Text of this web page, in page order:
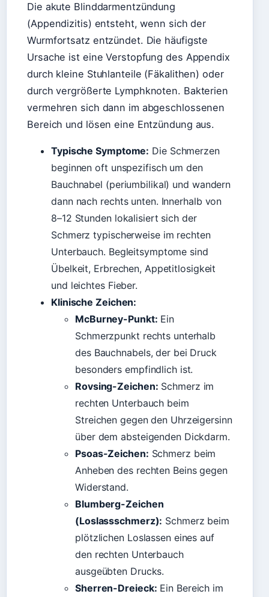
Die akute Blinddarmentzündung
(Appendizitis) entsteht, wenn sich der
Wurmfortsatz entzündet. Die häufigste
Ursache ist eine Verstopfung des Appendix
durch kleine Stuhlanteile (Fäkalithen) oder
durch vergrößerte Lymphknoten. Bakterien
vermehren sich dann im abgeschlossenen
Bereich und lösen eine Entzündung aus.
Typische Symptome: Die Schmerzen
beginnen oft unspezifisch um den
Bauchnabel (periumbilikal) und wandern
dann nach rechts unten. Innerhalb von
8–12 Stunden lokalisiert sich der
Schmerz typischerweise im rechten
Unterbauch. Begleitsymptome sind
Übelkeit, Erbrechen, Appetitlosigkeit
und leichtes Fieber.
Klinische Zeichen:
McBurney-Punkt: Ein
Schmerzpunkt rechts unterhalb
des Bauchnabels, der bei Druck
besonders empfindlich ist.
Rovsing-Zeichen: Schmerz im
rechten Unterbauch beim
Streichen gegen den Uhrzeigersinn
über dem absteigenden Dickdarm.
Psoas-Zeichen: Schmerz beim
Anheben des rechten Beins gegen
Widerstand.
Blumberg-Zeichen
(Loslassschmerz): Schmerz beim
plötzlichen Loslassen eines auf
den rechten Unterbauch
ausgeübten Drucks.
Sherren-Dreieck: Ein Bereich im